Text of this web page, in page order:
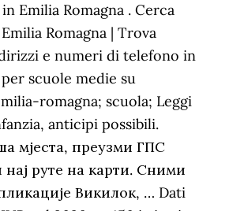
Emilia Romagna . Cerca
Romagna | Trova
e numeri di telefono in
scuole medie su
romagna; scuola; Leggi
anticipi possibili.
мјеста, преузми ГПС
нај руте на карти. Сними
Викилок, … Dati